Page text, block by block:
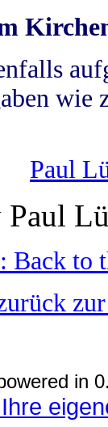
wie
Paul
Back to
in